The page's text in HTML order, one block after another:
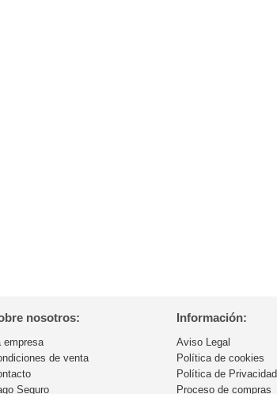
nosotros:
empresa
de venta
Seguro
Información:
Aviso Legal
Política de cookies
Política de Privacidad
Proceso de compras